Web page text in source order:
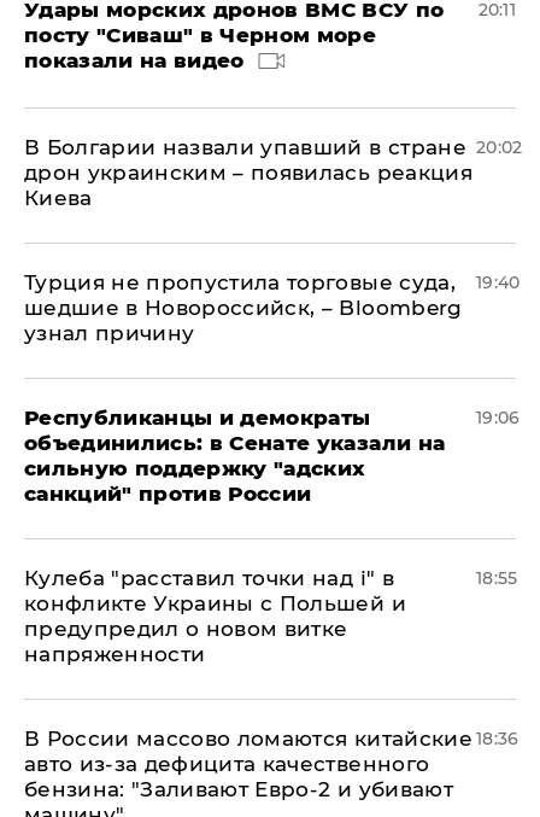
Удары морских дронов ВМС ВСУ по
посту "Сиваш" в Черном море
показали на видео
20:11
В Болгарии назвали упавший в стране
дрон украинским – появилась реакция
Киева
20:02
Турция не пропустила торговые суда,
шедшие в Новороссийск, – Bloomberg
узнал причину
19:40
Республиканцы и демократы
объединились: в Сенате указали на
сильную поддержку "адских
санкций" против России
19:06
Кулеба "расставил точки над і" в
конфликте Украины с Польшей и
предупредил о новом витке
напряженности
18:55
В России массово ломаются китайские
авто из-за дефицита качественного
бензина: "Заливают Евро-2 и убивают
18:36